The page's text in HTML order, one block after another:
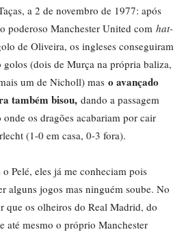
a 2 de novembro de 1977: após
poderoso Manchester United com hat-
de Oliveira, os ingleses conseguiram
(dois de Murça na própria baliza,
um de Nicholl) mas o avançado
também bisou, dando a passagem
os dragões acabariam por cair
(1-0 em casa, 0-3 fora).
Pelé, eles já me conheciam pois
alguns jogos mas ninguém soube. No
que os olheiros do Real Madrid, do
mesmo o próprio Manchester